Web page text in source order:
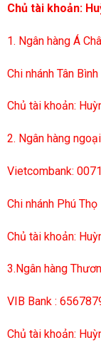
Chủ tài khoản:
1. Ngân hàng Á
Chi nhánh Tân Bình
Chủ tài khoản:
2. Ngân hàng
Vietcombank:
Chi nhánh Phú Thọ
Chủ tài khoản:
3.Ngân hàng
VIB Bank :
Chủ tài khoản: